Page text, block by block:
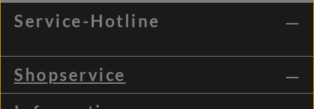
Service-Hotline
Shopservice